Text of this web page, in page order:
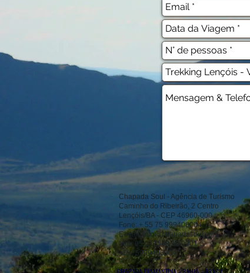
Chapada Soul - Agência de Turismo
Caminho do Ribeirão, 2 Centro
Lençóis/BA - CEP 46960-000
Fone: + 55 75 999406004
E-mail:
info@chapadasoul.com
Mtur 05.073548.10.0001-5
+5575999406004